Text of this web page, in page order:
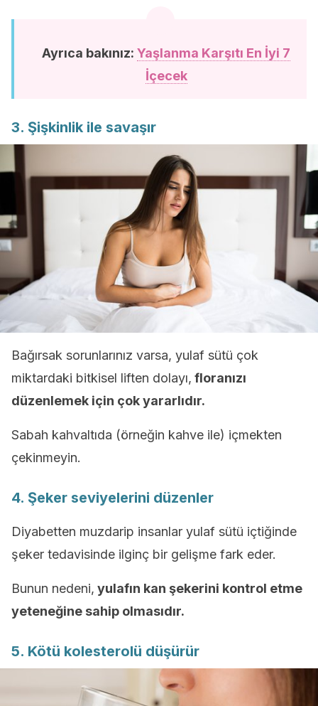
Ayrıca bakınız: Yaşlanma Karşıtı En İyi 7
İçecek
3. Şişkinlik ile savaşır
Bağırsak sorunlarınız varsa, yulaf sütü çok
miktardaki bitkisel liften dolayı, floranızı
düzenlemek için çok yararlıdır.
Sabah kahvaltıda (örneğin kahve ile) içmekten
çekinmeyin.
4. Şeker seviyelerini düzenler
Diyabetten muzdarip insanlar yulaf sütü içtiğinde
şeker tedavisinde ilginç bir gelişme fark eder.
Bunun nedeni, yulafın kan şekerini kontrol etme
yeteneğine sahip olmasıdır.
5. Kötü kolesterolü düşürür